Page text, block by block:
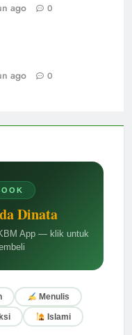
Dinata
App — klik untuk
Menulis
Islami
ago 0
ago 0